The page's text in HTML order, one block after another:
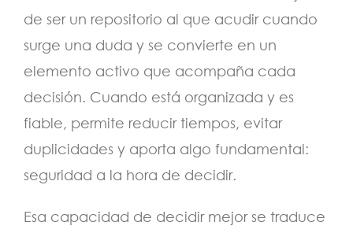
de ser un repositorio al que acudir cuando
surge una duda y se convierte en un
elemento activo que acompaña cada
decisión. Cuando está organizada y es
fiable, permite reducir tiempos, evitar
duplicidades y aporta algo fundamental:
seguridad a la hora de decidir.
Esa capacidad de decidir mejor se traduce